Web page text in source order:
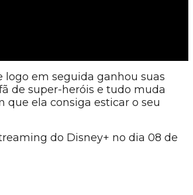
logo em seguida ganhou suas
de super-heróis e tudo muda
ela consiga esticar o seu
do Disney+ no dia 08 de